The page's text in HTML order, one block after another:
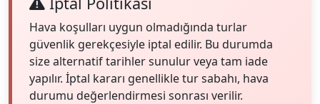
Hava koşulları uygun olmadığında turlar
güvenlik gerekçesiyle iptal edilir. Bu durumda
size alternatif tarihler sunulur veya tam iade
yapılır. İptal kararı genellikle tur sabahı, hava
durumu değerlendirmesi sonrası verilir.